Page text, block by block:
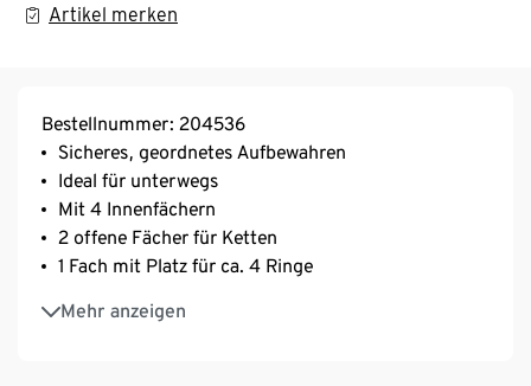
Artikel merken
Bestellnummer: 204536
Sicheres, geordnetes Aufbewahren
Ideal für unterwegs
Mit 4 Innenfächern
2 offene Fächer für Ketten
1 Fach mit Platz für ca. 4 Ringe
Mehr anzeigen
1 Fach mit 4 Stecklöchern für Ohrringe
3 beflockte Haken und eine Tasche im Deckel